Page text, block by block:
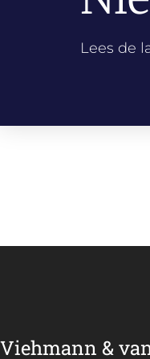
Lees de
Viehmann &
Binnen onze